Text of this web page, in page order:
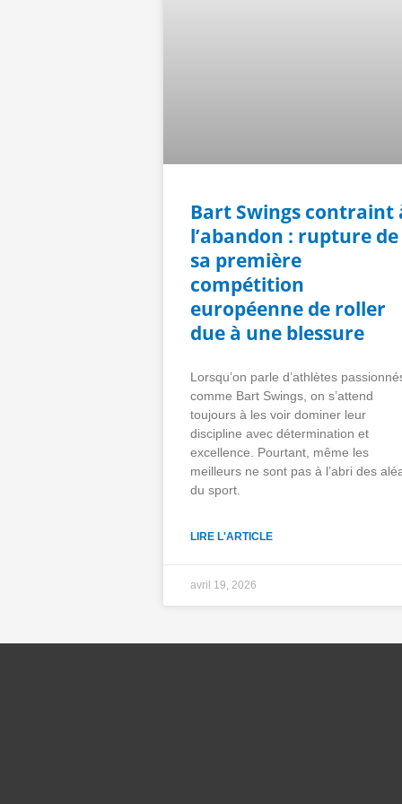
Bart Swings contraint
l’abandon : rupture de
sa première
compétition
européenne de roller
due à une blessure
Lorsqu’on parle d’athlètes
comme Bart Swings, on s’attend
toujours à les voir dominer leur
discipline avec détermination et
excellence. Pourtant, même les
meilleurs ne sont pas à l’abri des
du sport.
LIRE L'ARTICLE
avril 19, 2026